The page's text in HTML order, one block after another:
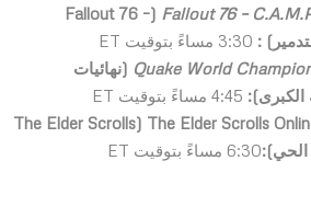
Fallout 76 –
(
Fallout 76 –
:
Quake World (نهائيات
الكبرى): 4:45 مساءً بتوقيت ET
The Elder Scrolls
(
The Elder Scrolls
الحي):6:30 مساءً بتوقيت ET